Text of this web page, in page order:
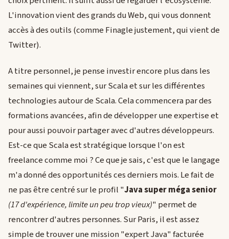
L'innovation vient des grands du Web, qui vous donnent
accès à des outils (comme Finagle justement, qui vient de
Twitter).
A titre personnel, je pense investir encore plus dans les
semaines qui viennent, sur Scala et sur les différentes
technologies autour de Scala. Cela commencera par des
formations avancées, afin de développer une expertise et
pour aussi pouvoir partager avec d'autres développeurs.
Est-ce que Scala est stratégique lorsque l'on est
freelance comme moi ? Ce que je sais, c'est que le langage
m'a donné des opportunités ces derniers mois. Le fait de
ne pas être centré sur le profil "Java super méga senior
(17 d'expérience, limite un peu trop vieux)" permet de
rencontrer d'autres personnes. Sur Paris, il est assez
simple de trouver une mission "expert Java" facturée